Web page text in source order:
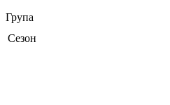
Група
Сезон